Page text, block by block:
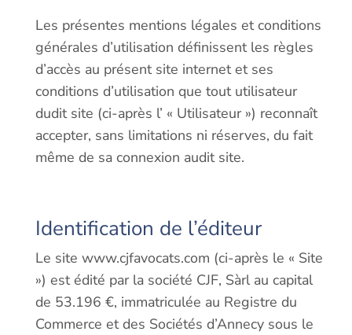
Les présentes mentions légales et conditions
générales d’utilisation définissent les règles
d’accès au présent site internet et ses
conditions d’utilisation que tout utilisateur
dudit site (ci-après l’ « Utilisateur ») reconnaît
accepter, sans limitations ni réserves, du fait
même de sa connexion audit site.
Identification de l’éditeur
Le site www.cjfavocats.com (ci-après le « Site
») est édité par la société CJF, Sàrl au capital
de 53.196 €, immatriculée au Registre du
Commerce et des Sociétés d’Annecy sous le